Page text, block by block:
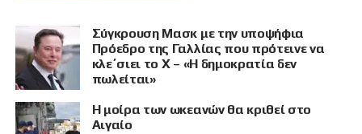
Σύγκρουση Μασκ με την υποψήφια
Πρόεδρο της Γαλλίας που πρότεινε να
κλε΄σιει το X – «Η δημοκρατία δεν
πωλείται»
Η μοίρα των ωκεανών θα κριθεί στο
Αιγαίο